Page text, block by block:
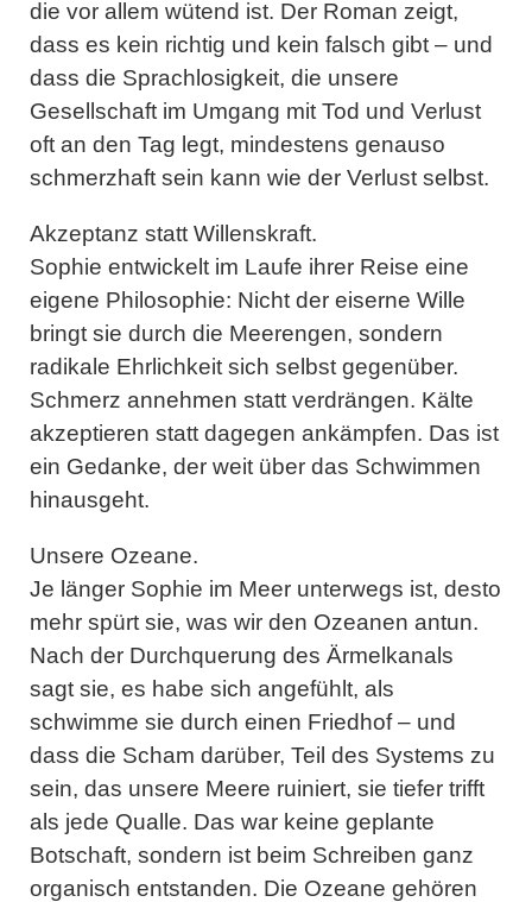
die vor allem wütend ist. Der Roman zeigt,
dass es kein richtig und kein falsch gibt – und
dass die Sprachlosigkeit, die unsere
Gesellschaft im Umgang mit Tod und Verlust
oft an den Tag legt, mindestens genauso
schmerzhaft sein kann wie der Verlust selbst.
Akzeptanz statt Willenskraft.
Sophie entwickelt im Laufe ihrer Reise eine
eigene Philosophie: Nicht der eiserne Wille
bringt sie durch die Meerengen, sondern
radikale Ehrlichkeit sich selbst gegenüber.
Schmerz annehmen statt verdrängen. Kälte
akzeptieren statt dagegen ankämpfen. Das ist
ein Gedanke, der weit über das Schwimmen
hinausgeht.
Unsere Ozeane.
Je länger Sophie im Meer unterwegs ist, desto
mehr spürt sie, was wir den Ozeanen antun.
Nach der Durchquerung des Ärmelkanals
sagt sie, es habe sich angefühlt, als
schwimme sie durch einen Friedhof – und
dass die Scham darüber, Teil des Systems zu
sein, das unsere Meere ruiniert, sie tiefer trifft
als jede Qualle. Das war keine geplante
Botschaft, sondern ist beim Schreiben ganz
organisch entstanden. Die Ozeane gehören